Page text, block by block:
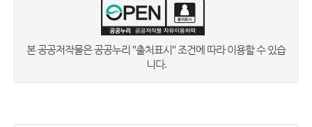
본 공공저작물은 공공누리 "출처표시" 조건에 따라 이용할 수 있습
니다.